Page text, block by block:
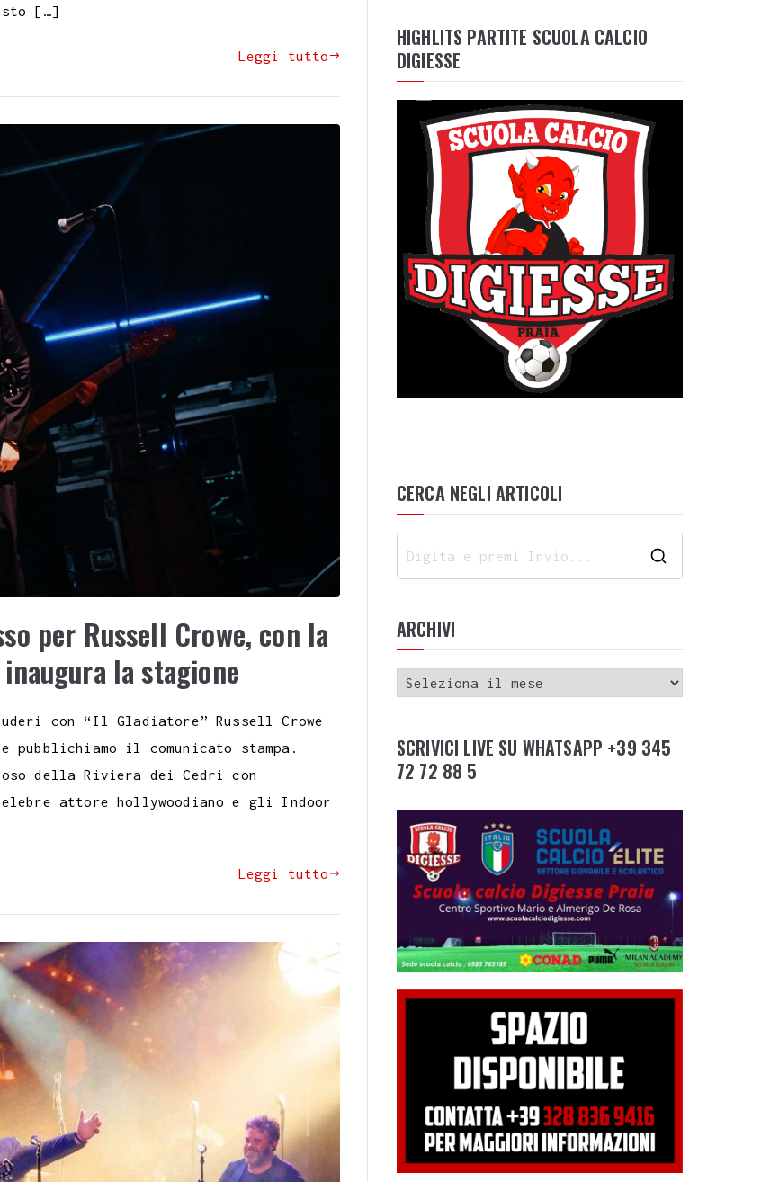
[…]
Leggi tutto
per Russell Crowe, con la
la stagione
con “Il Gladiatore” Russell Crowe
pubblichiamo il comunicato stampa.
della Riviera dei Cedri con
attore hollywoodiano e gli Indoor
Leggi tutto
HIGHLITS PARTITE SCUOLA CALCIO
DIGIESSE
CERCA NEGLI ARTICOLI
ARCHIVI
SCRIVICI LIVE SU WHATSAPP +39 345
72 72 88 5